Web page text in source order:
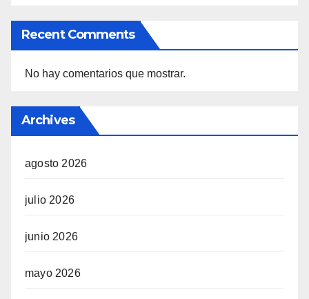
Recent Comments
No hay comentarios que mostrar.
Archives
agosto 2026
julio 2026
junio 2026
mayo 2026